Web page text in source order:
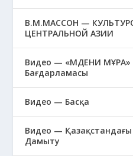
В.М.МАССОН —
ЦЕНТРАЛЬНОЙ АЗИИ
Видео — «МӘДЕНИ МҰРА»
Бағдарламасы
Видео — Басқа
Видео —
Дамыту